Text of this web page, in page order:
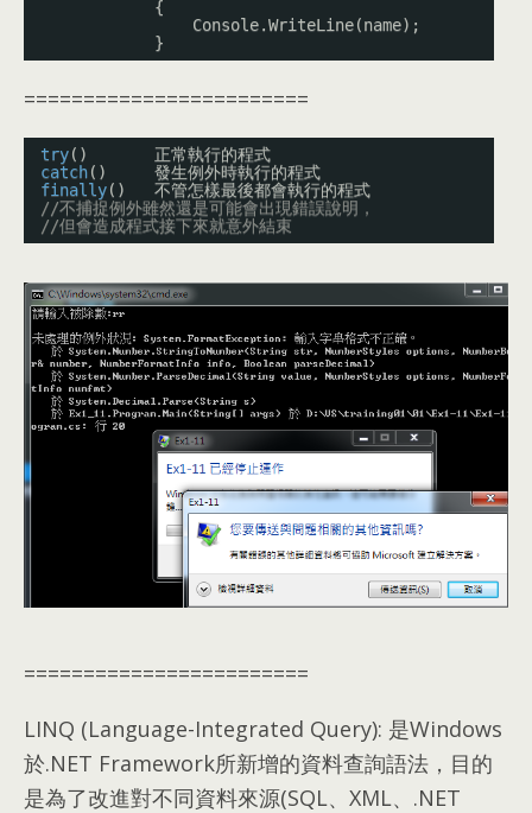
{
Console.WriteLine(name);
}
========================
try()       正常執行的程式
catch()     發生例外時執行的程式
finally()   不管怎樣最後都會執行的程式
//不捕捉例外雖然還是可能會出現錯誤說明，
//但會造成程式接下來就意外結束
========================
LINQ (Language-Integrated Query): 是Windows
於.NET Framework所新增的資料查詢語法 ， 目的
是為了改進對不同資料來源(SQL、 XML、.NET